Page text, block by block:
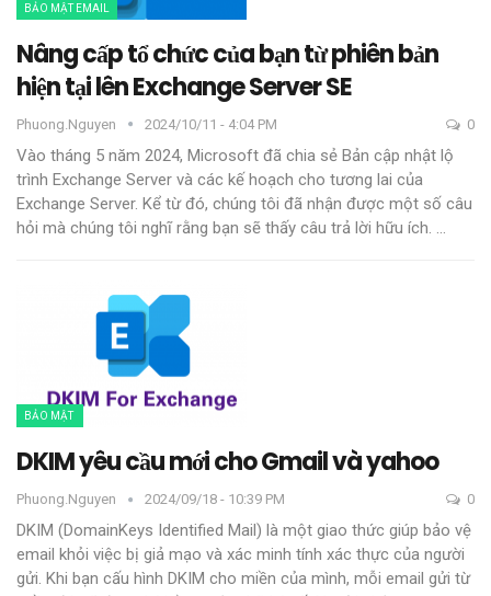
BẢO MẬT EMAIL
Nâng cấp tổ chức của bạn từ phiên bản
hiện tại lên Exchange Server SE
Phuong.nguyen 2024/10/11 - 4:04 PM 0
Vào tháng 5 năm 2024, Microsoft đã chia sẻ Bản cập nhật lộ
trình Exchange Server và các kế hoạch cho tương lai của
Exchange Server. Kể từ đó, chúng tôi đã nhận được một số câu
hỏi mà chúng tôi nghĩ rằng bạn sẽ thấy câu trả lời hữu ích.
BẢO MẬT
DKIM yêu cầu mới cho Gmail và yahoo
Phuong.nguyen 2024/09/18 - 10:39 PM 0
DKIM (DomainKeys Identified Mail) là một giao thức giúp bảo vệ
email khỏi việc bị giả mạo và xác minh tính xác thực của người
gửi. Khi bạn cấu hình DKIM cho miền của mình, mỗi email gửi từ